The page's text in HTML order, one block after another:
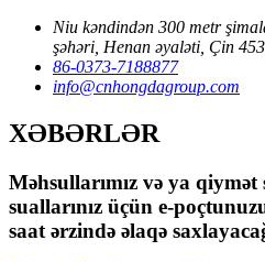
Niu kəndindən 300 metr
şəhəri, Henan əyaləti, Çin
86-0373-7188877
info@cnhongdagroup.com
XƏBƏRLƏR
Məhsullarımız və ya qiymət
suallarınız üçün e-
saat ərzində əlaqə